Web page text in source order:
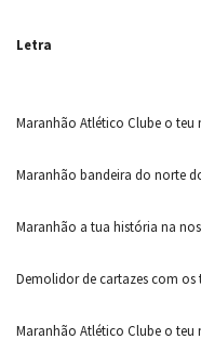
Letra
Maranhão Atlético Clube o teu
Maranhão bandeira do norte
Maranhão a tua história na
Demolidor de cartazes com os
Maranhão Atlético Clube o teu